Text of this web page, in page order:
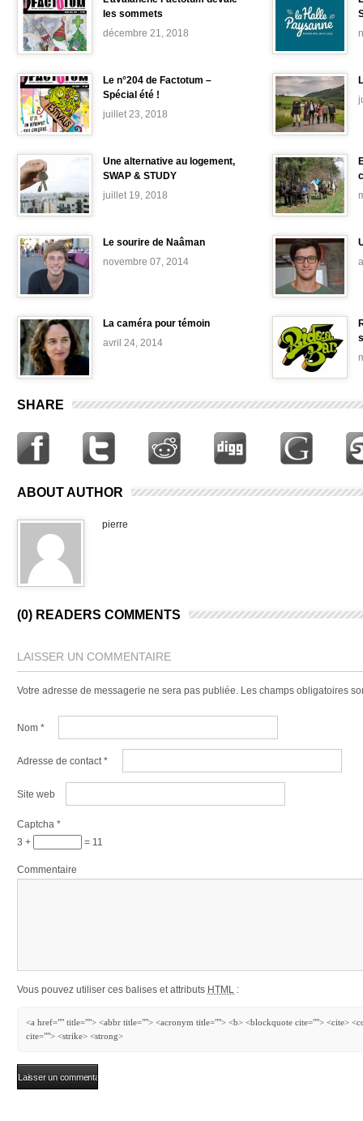
les sommets
décembre 21, 2018
Le n°204 de Factotum –
Spécial été !
juillet 23, 2018
Une alternative au logement,
SWAP & STUDY
juillet 19, 2018
Le sourire de Naâman
novembre 07, 2014
La caméra pour témoin
avril 24, 2014
SHARE
ABOUT AUTHOR
pierre
(0) READERS COMMENTS
LAISSER UN COMMENTAIRE
Votre adresse de messagerie ne sera pas publiée. Les champs obligatoires
Nom *
Adresse de contact*
Site web
Captcha *
3 +
= 11
Commentaire
Vous pouvez utiliser ces balises et attributs HTML :
<a href="" title=""> <abbr title=""> <acronym title=""> <b> <blockquote cite=""> <cite>
cite=""> <strike> <strong>